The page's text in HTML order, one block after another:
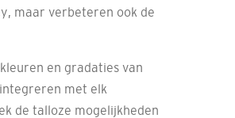
maar verbeteren ook de
en gradaties van
met elk
de talloze mogelijkheden